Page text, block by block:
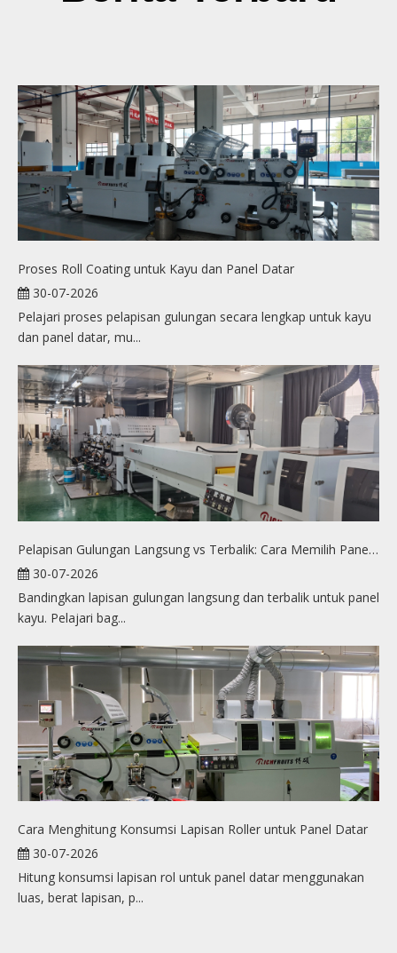
Proses Roll Coating untuk Kayu dan Panel Datar
30-07-2026
Pelajari proses pelapisan gulungan secara lengkap untuk kayu
dan panel datar, mu...
Pelapisan Gulungan Langsung vs Terbalik: Cara Memilih Panel Kayu
30-07-2026
Bandingkan lapisan gulungan langsung dan terbalik untuk panel
kayu. Pelajari bag...
Cara Menghitung Konsumsi Lapisan Roller untuk Panel Datar
30-07-2026
Hitung konsumsi lapisan rol untuk panel datar menggunakan
luas, berat lapisan, p...